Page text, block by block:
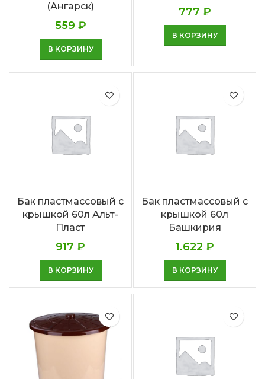
(Ангарск)
559 ₽
В КОРЗИНУ
777 ₽
В КОРЗИНУ
Бак пластмассовый с
крышкой 60л Альт-
Пласт
917 ₽
В КОРЗИНУ
Бак пластмассовый с
крышкой 60л
Башкирия
1.622 ₽
В КОРЗИНУ